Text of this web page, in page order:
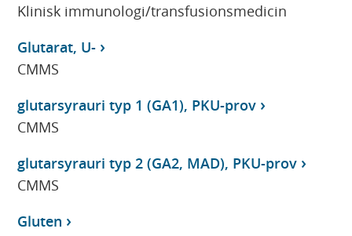
Klinisk immunologi/transfusionsmedicin
Glutarat, U-
CMMS
glutarsyrauri typ 1 (GA1), PKU-prov
CMMS
glutarsyrauri typ 2 (GA2, MAD), PKU-prov
CMMS
Gluten